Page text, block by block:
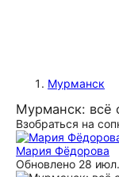
Мурманск
Мурманск: всё
Взобраться на
Мария Фёдорова
Обновлено 28